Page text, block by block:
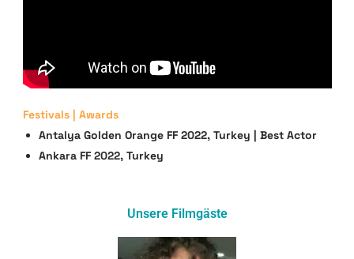
Festivals | Awards
Antalya Golden Orange FF 2022, Turkey | Best Actor
Ankara FF 2022, Turkey
Unsere Filmgäste